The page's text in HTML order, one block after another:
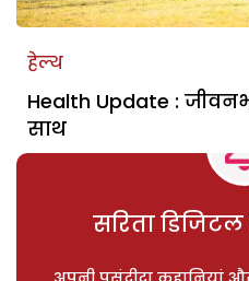
हेल्थ
Health Update :
साथ
सरिता